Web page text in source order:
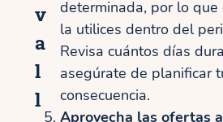
v
a
l
l
determinada, por lo
la utilices dentro del
Revisa cuántos días
asegúrate de planificar
consecuencia.
Aprovecha las ofertas